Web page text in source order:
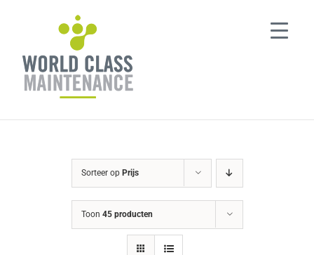
Sorteer op Prijs
Toon 45 producten